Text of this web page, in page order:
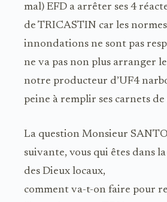
mal) EFD a arrêter ses 4
de TRICASTIN car les
innondations ne sont pas
ne va pas non plus arranger
notre producteur d’UF4
peine à remplir ses carnets de
La question Monsieur
suivante, vous qui êtes dans
des Dieux locaux,
comment va-t-on faire pour